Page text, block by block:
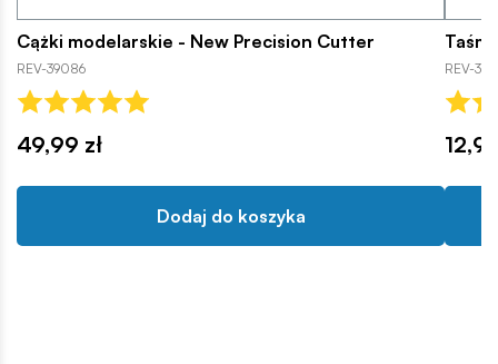
Cążki modelarskie - New Precision Cutter
REV-39086
49,99 zł
Dodaj do koszyka
REV-